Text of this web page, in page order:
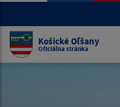
Košické Oľšany
Oficiálna stránka